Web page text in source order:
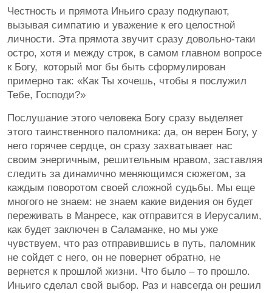
Честность и прямота Иньиго сразу подкупают,
вызывая симпатию и уважение к его целостной
личности. Эта прямота звучит сразу довольно-таки
остро, хотя и между строк, в самом главном вопросе
к Богу, который мог бы быть сформулирован
примерно так: «Как Ты хочешь, чтобы я послужил
Тебе, Господи?»
Послушание этого человека Богу сразу выделяет
этого таинственного паломника: да, он верен Богу, у
него горячее сердце, он сразу захватывает нас
своим энергичным, решительным нравом, заставляя
следить за динамично меняющимся сюжетом, за
каждым поворотом своей сложной судьбы. Мы еще
многого не знаем: не знаем какие видения он будет
переживать в Манресе, как отправится в Иерусалим,
как будет заключен в Саламанке, но мы уже
чувствуем, что раз отправившись в путь, паломник
не сойдет с него, он не повернет обратно, не
вернется к прошлой жизни. Что было – то прошло.
Иньиго сделал свой выбор. Раз и навсегда он решил